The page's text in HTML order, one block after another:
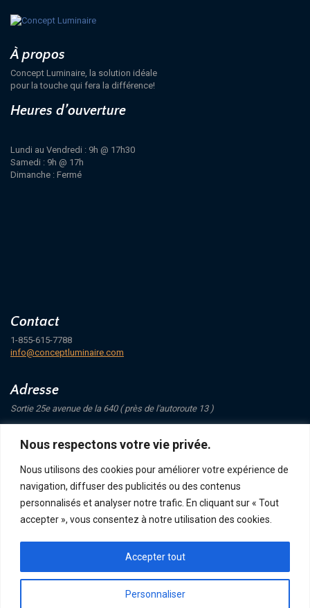
Nous respectons votre vie privée.
Nous utilisons des cookies pour améliorer votre expérience de
navigation, diffuser des publicités ou des contenus
personnalisés et analyser notre trafic. En cliquant sur « Tout
accepter », vous consentez à notre utilisation des cookies.
Personnaliser
Accepter tout
À propos
Concept Luminaire, la solution idéale
pour la touche qui fera la différence!
Heures d’ouverture
Lundi au Vendredi : 9h @ 17h30
Samedi : 9h @ 17h
Dimanche : Fermé
Contact
1-855-615-7788
info@conceptluminaire.com
Adresse
Sortie 25e avenue de la 640 ( près de l'autoroute 13 )
Saint-Eustache
Suivez-nous
POLITIQUE DE CONFIDENTIALITÉ